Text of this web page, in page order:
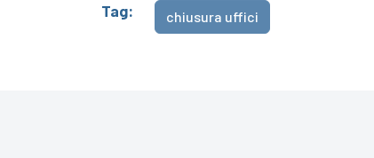
Tag: chiusura uffici